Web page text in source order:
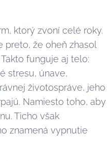
ktorý zvoní celé roky.
preto, že oheň zhasol
funguje aj telo:
stresu, únave,
životospráve, jeho
Namiesto toho, aby
Ticho však
znamená vypnutie